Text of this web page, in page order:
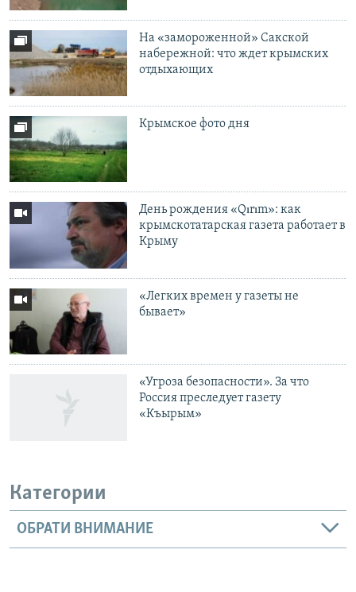
На «замороженной» Сакской
набережной: что ждет крымских
отдыхающих
Крымское фото дня
День рождения «Qırım»: как
крымскотатарская газета работает в
Крыму
«Легких времен у газеты не
бывает»
«Угроза безопасности». За что
Россия преследует газету
«Къырым»
Категории
ОБРАТИ ВНИМАНИЕ